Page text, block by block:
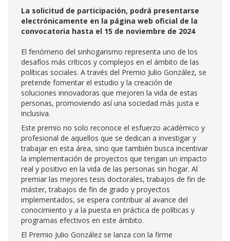
La solicitud de participación, podrá presentarse
electrónicamente en la página web oficial de la
convocatoria hasta el 15 de noviembre de 2024
El fenómeno del sinhogarismo representa uno de los
desafíos más críticos y complejos en el ámbito de las
políticas sociales. A través del Premio Julio González, se
pretende fomentar el estudio y la creación de
soluciones innovadoras que mejoren la vida de estas
personas, promoviendo así una sociedad más justa e
inclusiva.
Este premio no solo reconoce el esfuerzo académico y
profesional de aquellos que se dedican a investigar y
trabajar en esta área, sino que también busca incentivar
la implementación de proyectos que tengan un impacto
real y positivo en la vida de las personas sin hogar. Al
premiar las mejores tesis doctorales, trabajos de fin de
máster, trabajos de fin de grado y proyectos
implementados, se espera contribuir al avance del
conocimiento y a la puesta en práctica de políticas y
programas efectivos en este ámbito.
El Premio Julio González se lanza con la firme